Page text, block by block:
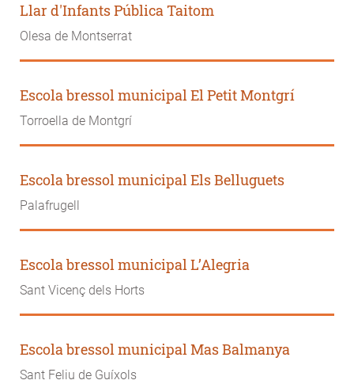
Llar d'Infants Pública Taitom
Olesa de Montserrat
Escola bressol municipal El Petit Montgrí
Torroella de Montgrí
Escola bressol municipal Els Belluguets
Palafrugell
Escola bressol municipal L’Alegria
Sant Vicenç dels Horts
Escola bressol municipal Mas Balmanya
Sant Feliu de Guíxols